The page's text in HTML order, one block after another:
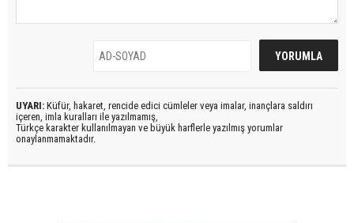
UYARI: Küfür, hakaret, rencide edici cümleler veya imalar, inançlara saldırı
içeren, imla kuralları ile yazılmamış,
Türkçe karakter kullanılmayan ve büyük harflerle yazılmış yorumlar
onaylanmamaktadır.